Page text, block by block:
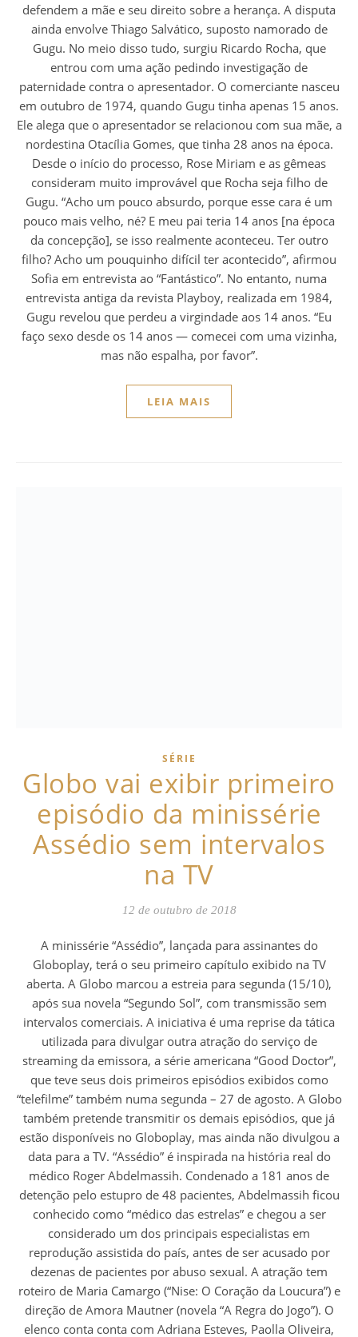
defendem a mãe e seu direito sobre a herança. A disputa
ainda envolve Thiago Salvático, suposto namorado de
Gugu. No meio disso tudo, surgiu Ricardo Rocha, que
entrou com uma ação pedindo investigação de
paternidade contra o apresentador. O comerciante nasceu
em outubro de 1974, quando Gugu tinha apenas 15 anos.
Ele alega que o apresentador se relacionou com sua mãe, a
nordestina Otacília Gomes, que tinha 28 anos na época.
Desde o início do processo, Rose Miriam e as gêmeas
consideram muito improvável que Rocha seja filho de
Gugu. “Acho um pouco absurdo, porque esse cara é um
pouco mais velho, né? E meu pai teria 14 anos [na época
da concepção], se isso realmente aconteceu. Ter outro
filho? Acho um pouquinho difícil ter acontecido”, afirmou
Sofia em entrevista ao “Fantástico”. No entanto, numa
entrevista antiga da revista Playboy, realizada em 1984,
Gugu revelou que perdeu a virgindade aos 14 anos. “Eu
faço sexo desde os 14 anos — comecei com uma vizinha,
mas não espalha, por favor”.
LEIA MAIS
SÉRIE
Globo vai exibir primeiro
episódio da minissérie
Assédio sem intervalos
na TV
12 de outubro de 2018
A minissérie “Assédio”, lançada para assinantes do
Globoplay, terá o seu primeiro capítulo exibido na TV
aberta. A Globo marcou a estreia para segunda (15/10),
após sua novela “Segundo Sol”, com transmissão sem
intervalos comerciais. A iniciativa é uma reprise da tática
utilizada para divulgar outra atração do serviço de
streaming da emissora, a série americana “Good Doctor”,
que teve seus dois primeiros episódios exibidos como
“telefilme” também numa segunda – 27 de agosto. A Globo
também pretende transmitir os demais episódios, que já
estão disponíveis no Globoplay, mas ainda não divulgou a
data para a TV. “Assédio” é inspirada na história real do
médico Roger Abdelmassih. Condenado a 181 anos de
detenção pelo estupro de 48 pacientes, Abdelmassih ficou
conhecido como “médico das estrelas” e chegou a ser
considerado um dos principais especialistas em
reprodução assistida do país, antes de ser acusado por
dezenas de pacientes por abuso sexual. A atração tem
roteiro de Maria Camargo (“Nise: O Coração da Loucura”) e
direção de Amora Mautner (novela “A Regra do Jogo”). O
elenco conta conta com Adriana Esteves, Paolla Oliveira,